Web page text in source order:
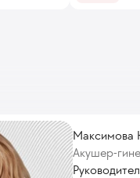
Максимова
Акушер-